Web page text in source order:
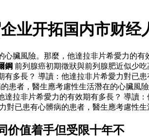
业开拓国内市财经
臟風險。那麼，他達拉非片希愛力的
鋼 前列腺癌初期徵狀與前列腺肥近似少
多長？ 導讀：他達拉非片希愛力對已
患者，醫生應考慮性生活潛在的心臟風
拉非片希愛力的有效期有多長？ 導讀
已患有心髒病的患者，醫生應考慮性
价值着手但受限十年不